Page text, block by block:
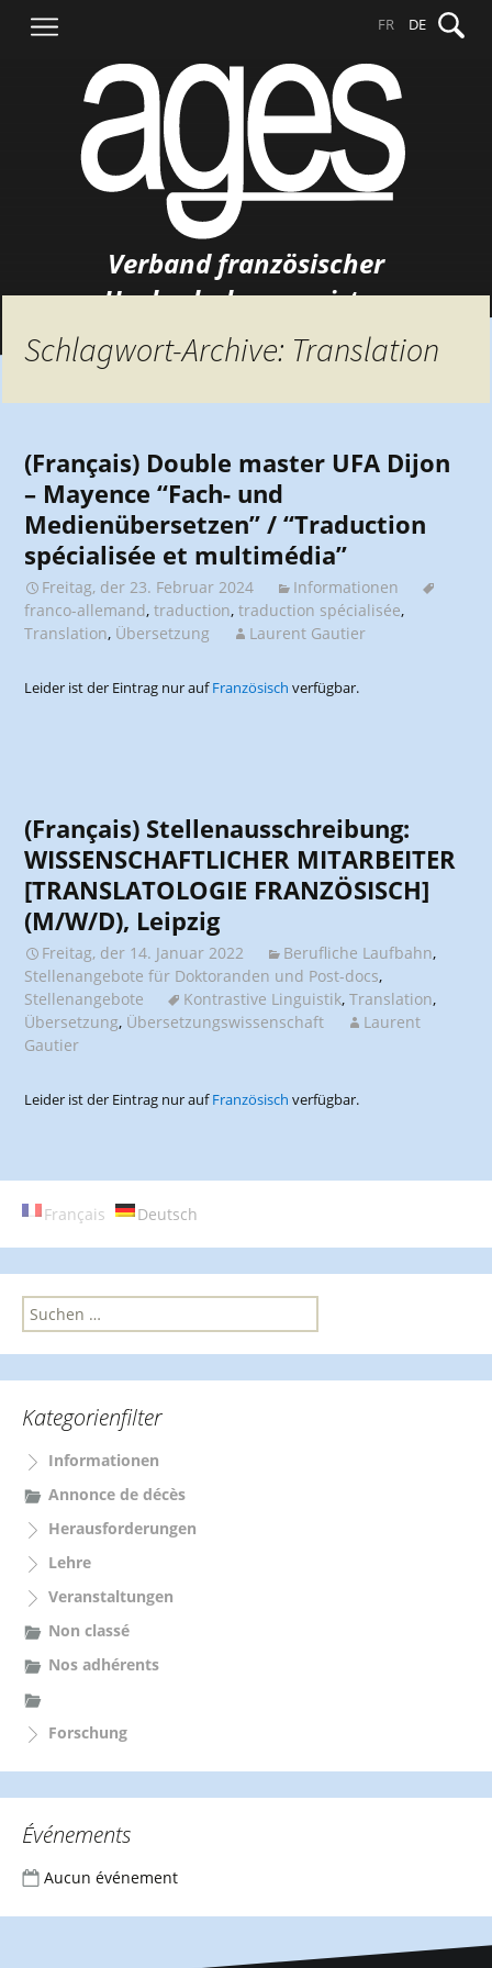
Inhalt
nach:
FR DE
Verband französischer
Hochschulgermanisten
Schlagwort-Archive: Translation
(Français) Double master UFA Dijon
– Mayence “Fach- und
Medienübersetzen” / “Traduction
spécialisée et multimédia”
Freitag, der 23. Februar 2024
Informationen
franco-allemand,traduction,traduction spécialisée,
Translation, Übersetzung Laurent Gautier
Leider ist der Eintrag nur aufFranzösisch verfügbar.
(Français) Stellenausschreibung:
WISSENSCHAFTLICHER MITARBEITER
[TRANSLATOLOGIE FRANZÖSISCH]
(M/W/D), Leipzig
Freitag, der 14. Januar 2022 Berufliche Laufbahn,
Stellenangebote für Doktoranden und Post-docs,
Stellenangebote
Kontrastive Linguistik,Translation,
Übersetzung, Übersetzungswissenschaft
Laurent
Gautier
Leider ist der Eintrag nur aufFranzösisch verfügbar.
Français Deutsch
u
c
h
n
a
c
Kategorienfilter
Informationen
Annonce de décès
Herausforderungen
Lehre
Veranstaltungen
Non classé
Nos adhérents
Forschung
Événements
Aucun événement